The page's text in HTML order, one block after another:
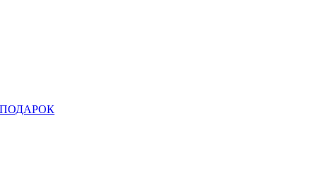
ПОДАРОК